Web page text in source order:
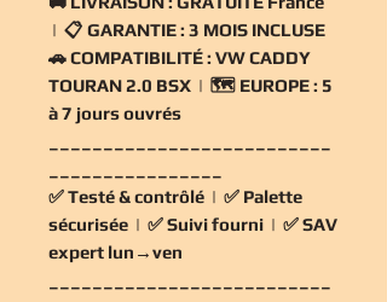
| 📋 GARANTIE : 3 MOIS INCLUSE
🚗COMPATIBILITÉ : VW CADDY
TOURAN 2.0 BSX | 🗺️ EUROPE : 5
à 7 jours ouvrés
✅Testé & contrôlé | ✅ Palette
sécurisée | ✅Suivi fourni | ✅SAV
expert lun→ven